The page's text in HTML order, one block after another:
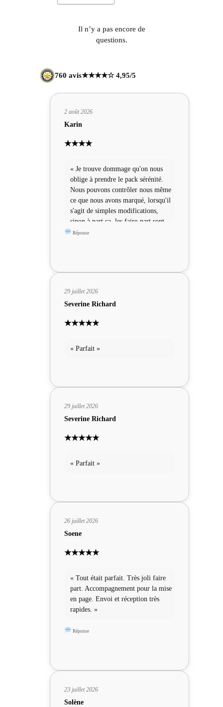
Il n’y a pas encore de
questions.
760 avis★★★★☆ 4,95/5
2 août 2026
Karin
★★★★
« Je trouve dommage qu'on nous
oblige à prendre le pack sérénité.
Nous pouvons contrôler nous même
ce que nous avons marqué, lorsqu'il
s'agit de simples modifications,
sinon à part ça, les faire-part sont
sympas »
Réponse
29 juillet 2026
Severine Richard
★★★★★
« Parfait »
29 juillet 2026
Severine Richard
★★★★★
« Parfait »
26 juillet 2026
Soene
★★★★★
« Tout était parfait. Très joli faire
part. Accompagnement pour la mise
en page. Envoi et réception très
rapides. »
Réponse
23 juillet 2026
Solène